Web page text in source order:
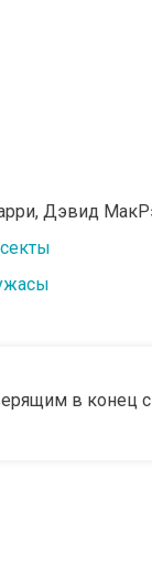
Дэвид
в конец